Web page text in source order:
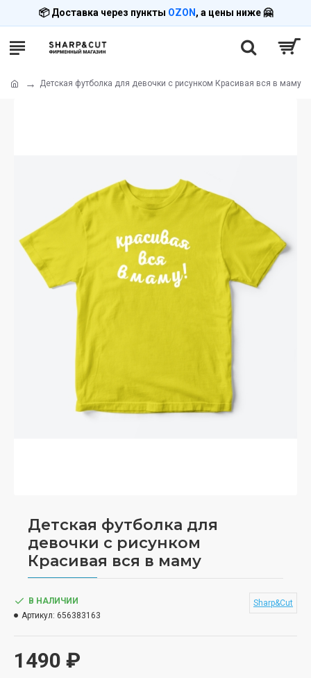
📦 Доставка через пункты OZON , а цены ниже 🤗
Детская футболка для девочки с рисунком Красивая вся в маму
Детская футболка для
девочки с рисунком
Красивая вся в маму
1490 ₽
В НАЛИЧИИ
Артикул: 656383163
Sharp&Cut